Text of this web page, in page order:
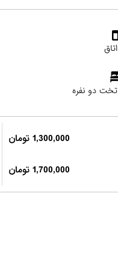
1,300,000 تومان
1,700,000 تومان